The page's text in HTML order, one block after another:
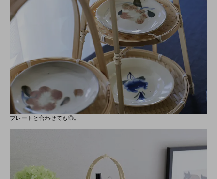
プレートと合わせても◎。